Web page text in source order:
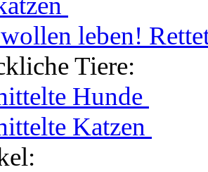
leben!
Tiere:
Hunde
Katzen